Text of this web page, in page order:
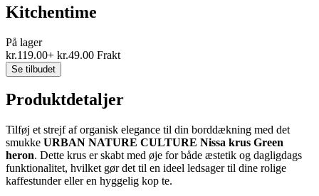
Kitchentime
På lager
kr.119.00+ kr.49.00 Frakt
Se tilbudet
Produktdetaljer
Tilføj et strejf af organisk elegance til din borddækning med det
smukke URBAN NATURE CULTURE Nissa krus Green
heron. Dette krus er skabt med øje for både æstetik og dagligdags
funktionalitet, hvilket gør det til en ideel ledsager til dine rolige
kaffestunder eller en hyggelig kop te.